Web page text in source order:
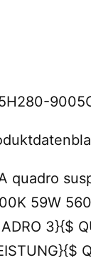
quadro
59W
3}{$